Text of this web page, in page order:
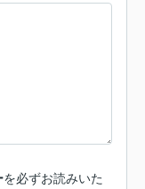
を必ずお読みいた